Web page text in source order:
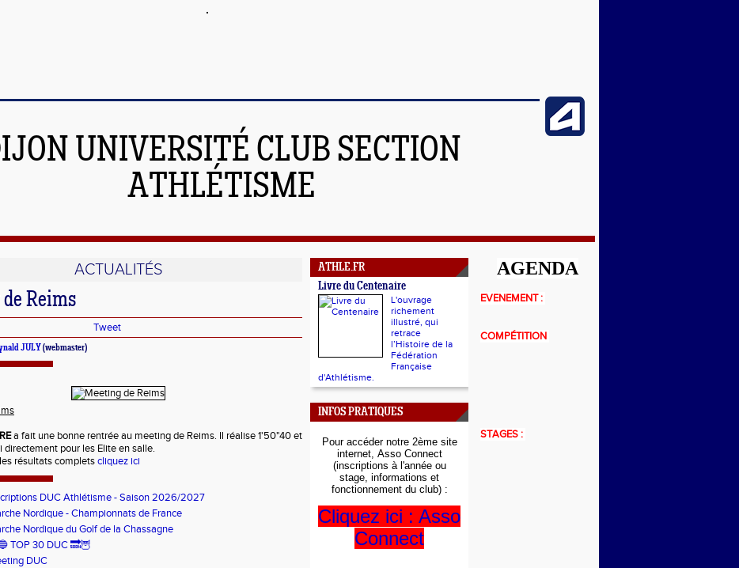
UNIVERSITÉ CLUB SECTION
ATHLÉTISME
ACTUALITÉS
Reims
Tweet
JULY (webmaster)
a fait une bonne rentrée au meeting de Reims. Il réalise 1'50"40 et
directement pour les Elite en salle.
résultats completscliquez ici
DUC Athlétisme - Saison 2026/2027
Nordique - Championnats de France
Nordique du Golf de la Chassagne
TOP 30 DUC 🔜🦉
DUC
ATHLE.FR
Livre du Centenaire
L'ouvrage
richement
illustré, qui
retrace
l’Histoire de la
Fédération
Française
d'Athlétisme.
INFOS PRATIQUES
Pour accéder notre 2ème site
internet, Asso Connect
(inscriptions à l'année ou
stage, informations et
fonctionnement du club) :
Cliquez ici : Asso
Connect
AGENDA
EVENEMENT :
COMPÉTITION
STAGES :